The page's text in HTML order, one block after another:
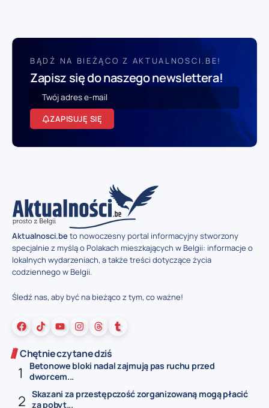
BĄDŹ NA BIEŻĄCO Z AKTUALNOSCI.BE!
Zapisz się do naszego newslettera!
ZAPISUJĘ SIĘ
Aktualnosci.beto nowoczesny portal informacyjny stworzony
specjalnie z myślą o Polakach mieszkających w Belgii: informacje o
lokalnych wydarzeniach, a także treści dotyczące życia
codziennego w Belgii.
Śledź nas, aby być na bieżąco z tym, co ważne!
Chętnie czytane dziś
Betonowe bloki nadal zajmują pas ruchu przed
dworcem...
Skazani za przestępczość zorganizowaną mogą płacić
za pobyt...